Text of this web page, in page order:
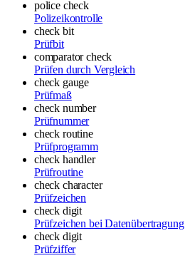
police check
Polizeikontrolle
check bit
Prüfbit
comparator check
Prüfen durch Vergleich
check gauge
Prüfmaß
check number
Prüfnummer
check routine
Prüfprogramm
check handler
Prüfroutine
check character
Prüfzeichen
check digit
Prüfzeichen bei Datenübertragung
check digit
Prüfziffer